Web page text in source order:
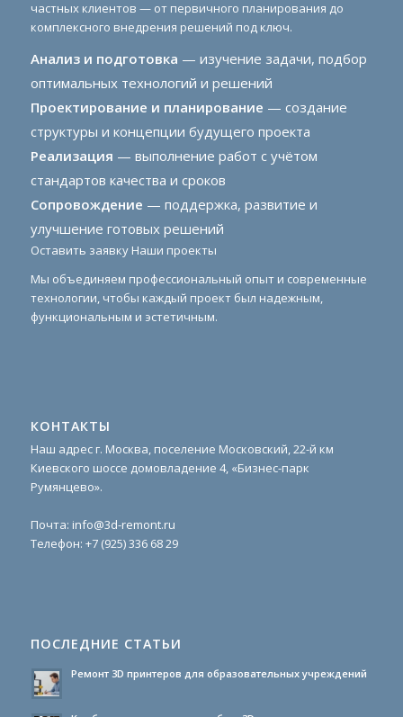
частных клиентов — от первичного планирования до
комплексного внедрения решений под ключ.
Анализ и подготовка — изучение задачи, подбор
оптимальных технологий и решений
Проектирование и планирование — создание
структуры и концепции будущего проекта
Реализация — выполнение работ с учётом
стандартов качества и сроков
Сопровождение — поддержка, развитие и
улучшение готовых решений
Оставить заявку Наши проекты
Мы объединяем профессиональный опыт и современные
технологии, чтобы каждый проект был надежным,
функциональным и эстетичным.
КОНТАКТЫ
Наш адрес г. Москва, поселение Московский, 22-й км
Киевского шоссе домовладение 4, «Бизнес-парк
Румянцево».
Почта: info@3d-remont.ru
Телефон: +7 (925) 336 68 29
ПОСЛЕДНИЕ СТАТЬИ
Ремонт 3D принтеров для образовательных учреждений